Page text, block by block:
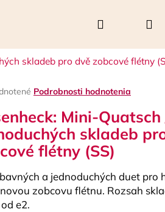
Hľadať
skladeb pro dvě zobcové flétny
Podrobnosti hodnotenia
Mini-Quatsch
skladeb
flétny (SS)
a jednoduchých duet pro
zobcovu flétnu. Rozsah
e2.